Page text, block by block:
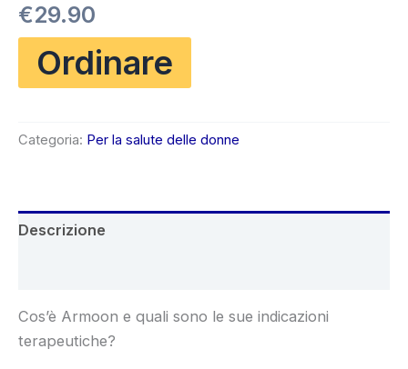
su 5 su
base di
recensioni
€29.90
Ordinare
Categoria: Per la salute delle donne
Descrizione
Cos’è Armoon e quali sono le sue indicazioni
terapeutiche?